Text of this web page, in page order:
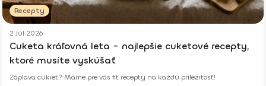
Recepty
2 Júl 2026
Cuketa kráľovná leta - najlepšie cuketové recepty,
ktoré musíte vyskúšať
Záplava cukiet? Máme pre vás fit recepty na každú príležitosť!